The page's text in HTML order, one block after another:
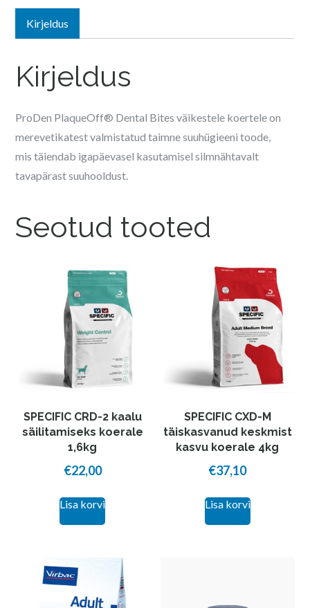
koerale
kogus
Kirjeldus
Kirjeldus
ProDen PlaqueOff® Dental Bites väikestele koertele on
merevetikatest valmistatud taimne suuhügieeni toode,
mis täiendab igapäevasel kasutamisel silmnähtavalt
tavapärast suuhooldust.
Seotud tooted
SPECIFIC CRD-2 kaalu
säilitamiseks koerale
1,6kg
€22,00
Lisa korvi
SPECIFIC CXD-M
täiskasvanud keskmist
kasvu koerale 4kg
€37,10
Lisa korvi